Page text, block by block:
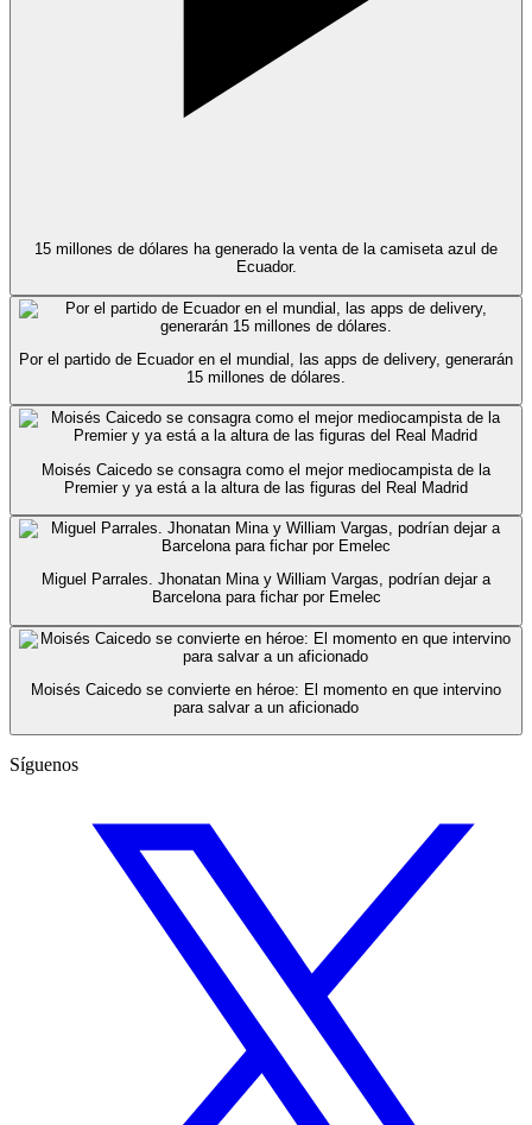
15 millones de dólares ha generado la venta de la camiseta azul de
Ecuador.
Por el partido de Ecuador en el mundial, las apps de delivery, generarán
15 millones de dólares.
Moisés Caicedo se consagra como el mejor mediocampista de la
Premier y ya está a la altura de las figuras del Real Madrid
Miguel Parrales. Jhonatan Mina y William Vargas, podrían dejar a
Barcelona para fichar por Emelec
Moisés Caicedo se convierte en héroe: El momento en que intervino
para salvar a un aficionado
Síguenos